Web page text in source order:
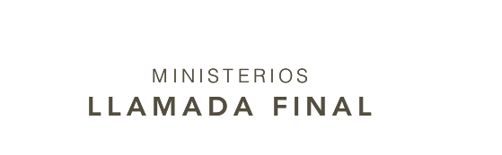
MINISTERIOS
LLAMADA FINAL
MINISTERIOS
LLAMADA FINAL